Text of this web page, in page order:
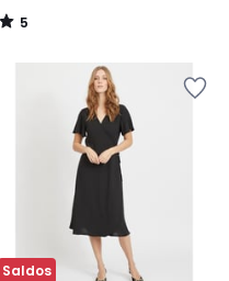
5
/
Saldos